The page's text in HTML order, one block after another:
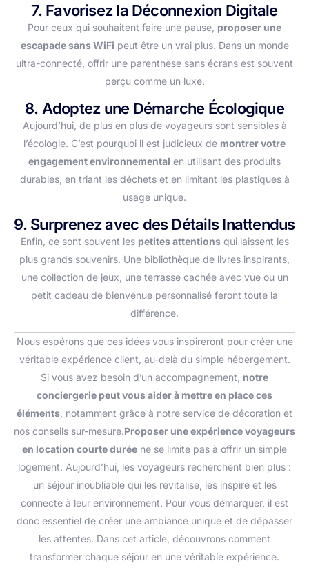
7. Favorisez la Déconnexion Digitale
Pour ceux qui souhaitent faire une pause, proposer une
escapade sans WiFi peut être un vrai plus. Dans un monde
ultra-connecté, offrir une parenthèse sans écrans est souvent
perçu comme un luxe.
8. Adoptez une Démarche Écologique
Aujourd’hui, de plus en plus de voyageurs sont sensibles à
l’écologie. C’est pourquoi il est judicieux de montrer votre
engagement environnemental en utilisant des produits
durables, en triant les déchets et en limitant les plastiques à
usage unique.
9. Surprenez avec des Détails Inattendus
Enfin, ce sont souvent les petites attentionsqui laissent les
plus grands souvenirs. Une bibliothèque de livres inspirants,
une collection de jeux, une terrasse cachée avec vue ou un
petit cadeau de bienvenue personnalisé feront toute la
différence.
Nous espérons que ces idées vous inspireront pour créer une
véritable expérience client, au-delà du simple hébergement.
Si vous avez besoin d’un accompagnement, notre
conciergerie peut vous aider à mettre en place ces
éléments , notamment grâce à notre service de décoration et
nos conseils sur-mesure.Proposer une expérience voyageurs
en location courte durée ne se limite pas à offrir un simple
logement. Aujourd’hui, les voyageurs recherchent bien plus :
un séjour inoubliable qui les revitalise, les inspire et les
connecte à leur environnement. Pour vous démarquer, il est
donc essentiel de créer une ambiance unique et de dépasser
les attentes. Dans cet article, découvrons comment
transformer chaque séjour en une véritable expérience.